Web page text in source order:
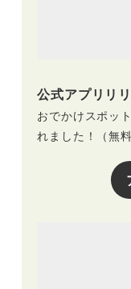
公式アプリリ
おでかけスポッ
れました！（無料